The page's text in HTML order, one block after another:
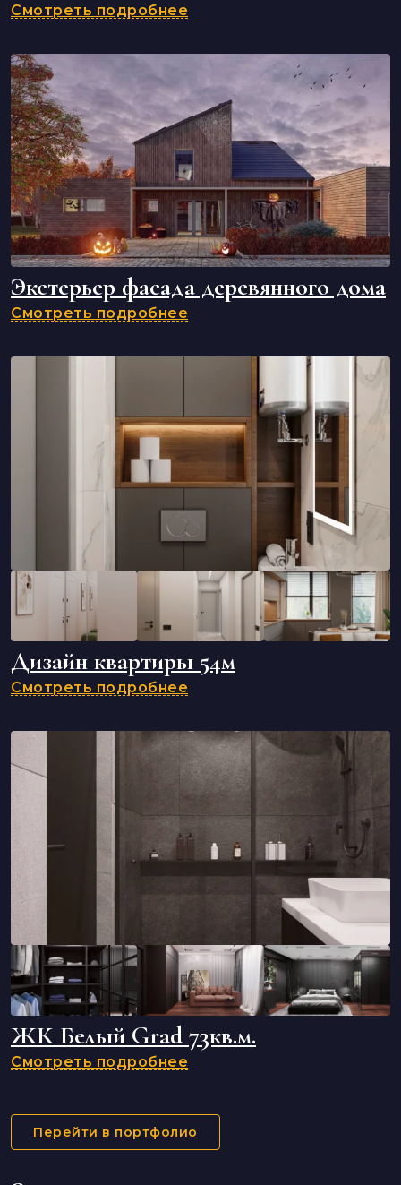
Смотреть подробнее
Экстерьер фасада деревянного дома
Смотреть подробнее
Дизайн квартиры 54м
Смотреть подробнее
ЖК Белый Grad 73кв.м.
Смотреть подробнее
Перейти в портфолио